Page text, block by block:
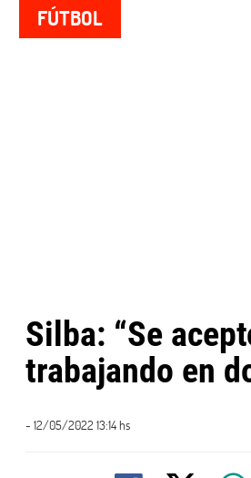
FÚTBOL
Silba: “Se
trabajando en
- 12/05/2022 13:14 hs